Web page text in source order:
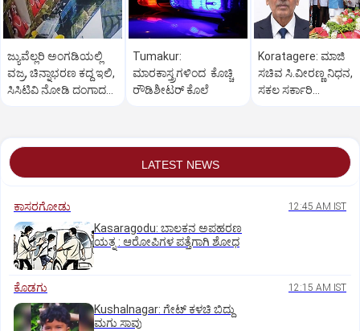
ಜ್ಯುವೆಲ್ಲರಿ ಅಂಗಡಿಯಲ್ಲಿ
ವಜ್ರ, ಚಿನ್ನಾಭರಣ ಕದ್ದ ಇಲಿ,
ಸಿಸಿಟಿವಿ ನೋಡಿ ದಂಗಾದ
Tumakur:
ಮಾರಕಾಸ್ತ್ರಗಳಿಂದ ಕೊಚ್ಚಿ
ರೌಡಿಶೀಟರ್ ಕೊಲೆ
Koratagere: ಮಾಜಿ
ಸಚಿವ ಸಿ.ವೀರಣ್ಣ ನಿಧನ,
ಸಕಲ ಸರ್ಕಾರಿ
LATEST NEWS
ಕಾಸರಗೋಡು 12:45 AM IST
Kasaragodu: ಬಾಲಕನ ಅಪಹರಣ
ಯತ್ನ : ಆರೋಪಿಗಳ ಪತ್ತೆಗಾಗಿ ಶೋಧ
ಕೊಡಗು 12:15 AM IST
Kushalnagar: ಗೇಟ್ ಕಳಚಿ ಬಿದ್ದು
ಮಗು ಸಾವು